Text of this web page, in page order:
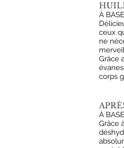
À
ceux
ne
Grâce
corps
À
Grâce